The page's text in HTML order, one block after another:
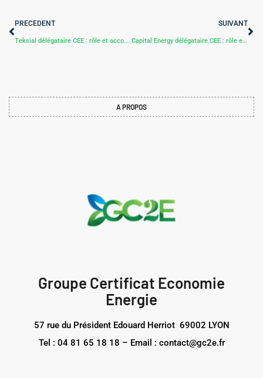
PRECEDENT
Teksial délégataire CEE : rôle et accompagnement
SUIVANT
Capital Energy délégataire CEE : rôle et périmètre
A PROPOS
Groupe Certificat Economie
Energie
57 rue du Président Edouard Herriot 69002 LYON
Tel : 04 81 65 18 18 – Email : contact@gc2e.fr